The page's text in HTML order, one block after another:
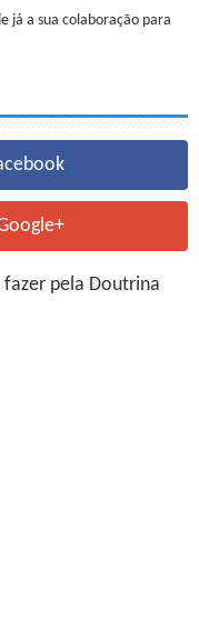
já a sua colaboração para
pela Doutrina